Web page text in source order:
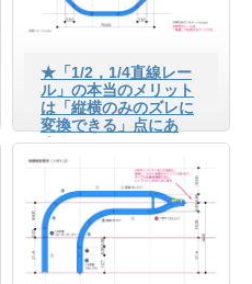
★「1/2，1/4直線レー
ル」の本当のメリット
は「縦横のみのズレに
変換できる」点にあ
る！